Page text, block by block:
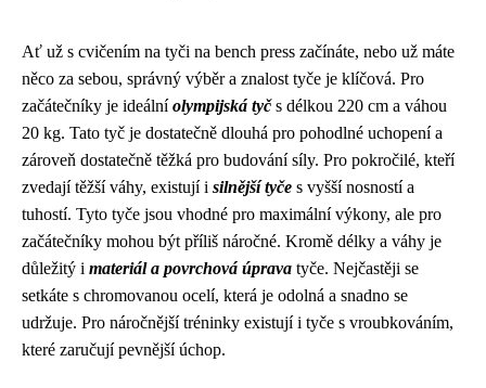
Ať už s cvičením na tyči na bench press začínáte, nebo už máte
něco za sebou, správný výběr a znalost tyče je klíčová. Pro
začátečníky je ideálníolympijská tyčs délkou 220 cm a váhou
20 kg. Tato tyč je dostatečně dlouhá pro pohodlné uchopení a
zároveň dostatečně těžká pro budování síly. Pro pokročilé, kteří
zvedají těžší váhy, existují i silnější tyče s vyšší nosností a
tuhostí. Tyto tyče jsou vhodné pro maximální výkony, ale pro
začátečníky mohou být příliš náročné. Kromě délky a váhy je
důležitý i materiál a povrchová úprava tyče. Nejčastěji se
setkáte s chromovanou ocelí, která je odolná a snadno se
udržuje. Pro náročnější tréninky existují i tyče s vroubkováním,
které zaručují pevnější úchop.